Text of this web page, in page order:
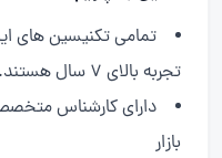
تمامی تکنیسین های
تجربه بالای ۷ سال هستند.
دارای کارشناس
بازار